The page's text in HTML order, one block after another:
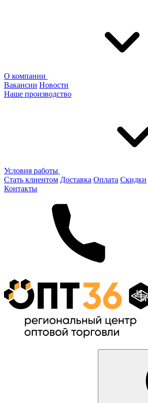
О компании
Вакансии Новости
Наше производство
Условия работы
Стать клиентом Доставка Оплата Скидки
Контакты